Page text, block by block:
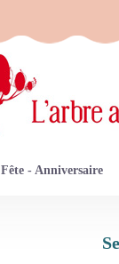
Fête - Anniversaire